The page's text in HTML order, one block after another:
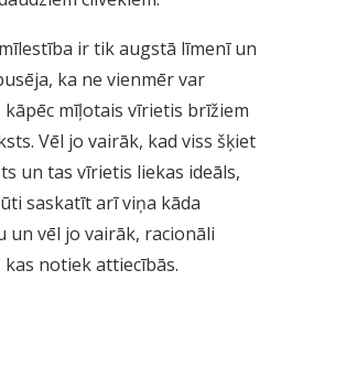
ir tik augstā līmenī un
ka ne vienmēr var
kāpēc mīļotais vīrietis brīžiem
Vēl jo vairāk, kad viss šķiet
un tas vīrietis liekas ideāls,
saskatīt arī viņa kāda
un vēl jo vairāk, racionāli
notiek attiecībās.